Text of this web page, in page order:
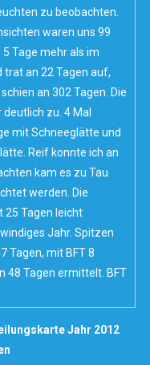
zu beobachten.
waren uns 99
Tage mehr als im
trat an 22 Tagen auf,
an 302 Tagen. Die
zu. 4 Mal
mit Schneeglätte und
Reif konnte ich an
kam es zu Tau
werden. Die
25 Tagen leicht
Jahr. Spitzen
Tagen, mit BFT 8
48 Tagen ermittelt. BFT
Jahr 2012